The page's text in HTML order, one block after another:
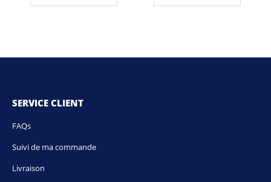
SERVICE CLIENT
FAQs
Suivi de ma commande
Livraison